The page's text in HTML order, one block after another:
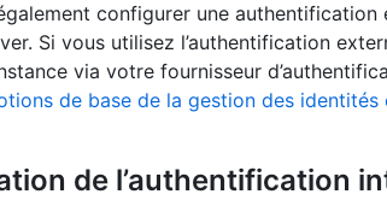
configurer une
Si vous utilisez l’authentification
via votre fournisseur
de base de la gestion des identités
de l’authentification